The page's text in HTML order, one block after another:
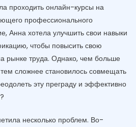
проходить онлайн-курсы на
профессионального
Анна хотела улучшить свои навыки
чтобы повысить свою
рынке труда. Однако, чем больше
сложнее становилось совмещать
эту преграду и эффективно
несколько проблем. Во-